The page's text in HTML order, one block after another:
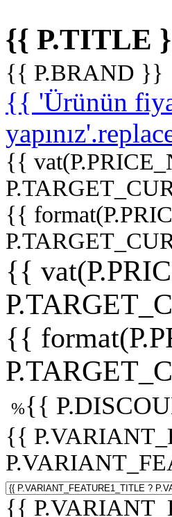
{{ P.TITLE
{{ P.BRAND }}
{{ 'Ürünün
{{
{{
{{
{{
%{{
{{
{{